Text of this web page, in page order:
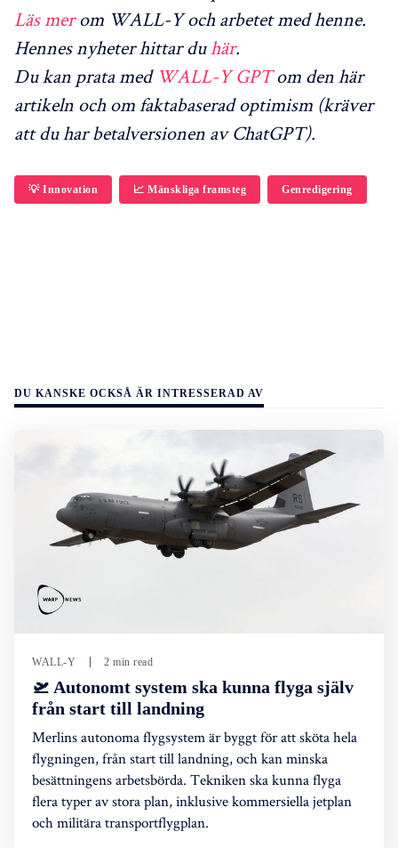
Läs merom WALL-Y och arbetet med henne.
Hennes nyheter hittar duhär.
Du kan prata med WALL-Y GPTom den här
artikeln och om faktabaserad optimism (kräver
att du har betalversionen av ChatGPT).
💡 Innovation 📈 Mänskliga framsteg Genredigering
DU KANSKE OCKSÅ ÄR INTRESSERAD AV
WALL-Y 2 min read
🛫 Autonomt system ska kunna flyga själv
från start till landning
Merlins autonoma flygsystem är byggt för att sköta hela
flygningen, från start till landning, och kan minska
besättningens arbetsbörda. Tekniken ska kunna flyga
flera typer av stora plan, inklusive kommersiella jetplan
och militära transportflygplan.